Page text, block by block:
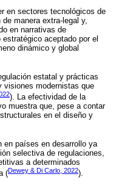
en sectores tecnológicos de
manera extra-legal y,
en narrativas de
aceptado por el
dinámico y global
estatal y prácticas
visiones modernistas que
). La efectividad de la
muestra que, pese a contar
en el diseño y
en países en desarrollo ya
selectiva de regulaciones,
a determinados
(Dewey & Di Carlo, 2022).